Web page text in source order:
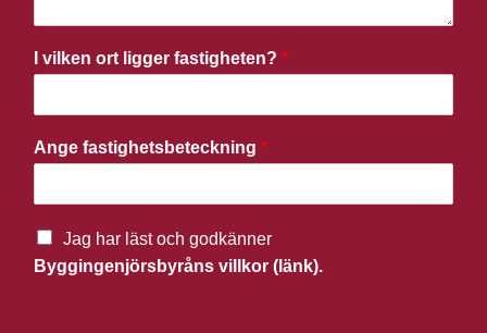
I vilken ort ligger fastigheten? *
Ange fastighetsbeteckning *
Jag har läst och godkänner
Byggingenjörsbyråns villkor (länk).